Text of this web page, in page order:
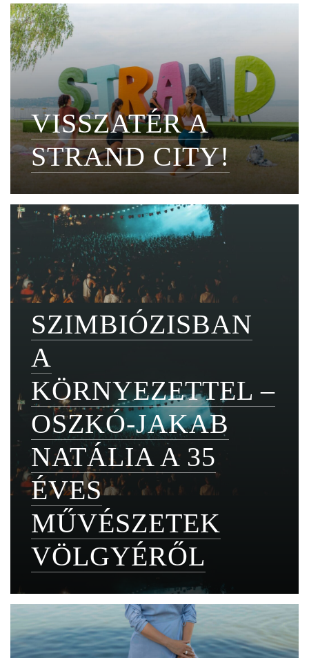
VISSZATÉR A
STRAND CITY!
SZIMBIÓZISBAN
A
KÖRNYEZETTEL –
OSZKÓ-JAKAB
NATÁLIA A 35
ÉVES
MŰVÉSZETEK
VÖLGYÉRŐL